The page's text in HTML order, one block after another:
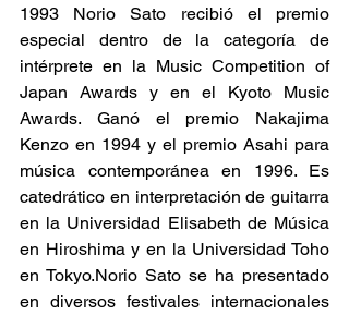
1993 Norio Sato recibió el premio
especial dentro de la categoría de
intérprete en la Music Competition of
Japan Awards y en el Kyoto Music
Awards. Ganó el premio Nakajima
Kenzo en 1994 y el premio Asahi para
música contemporánea en 1996. Es
catedrático en interpretación de guitarra
en la Universidad Elisabeth de Música
en Hiroshima y en la Universidad Toho
en Tokyo.Norio Sato se ha presentado
en diversos festivales internacionales